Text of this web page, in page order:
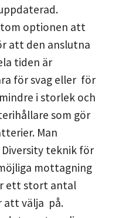
optionen att
att den anslutna
tiden är
för svag eller för
i storlek och
som gör
Man
Diversity teknik för
mottagning
ett stort antal
att välja på.